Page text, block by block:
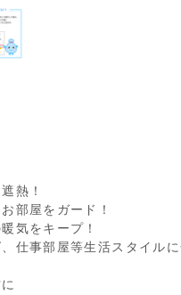
熱！
部屋をガード！
気をキープ！
仕事部屋等生活スタイル